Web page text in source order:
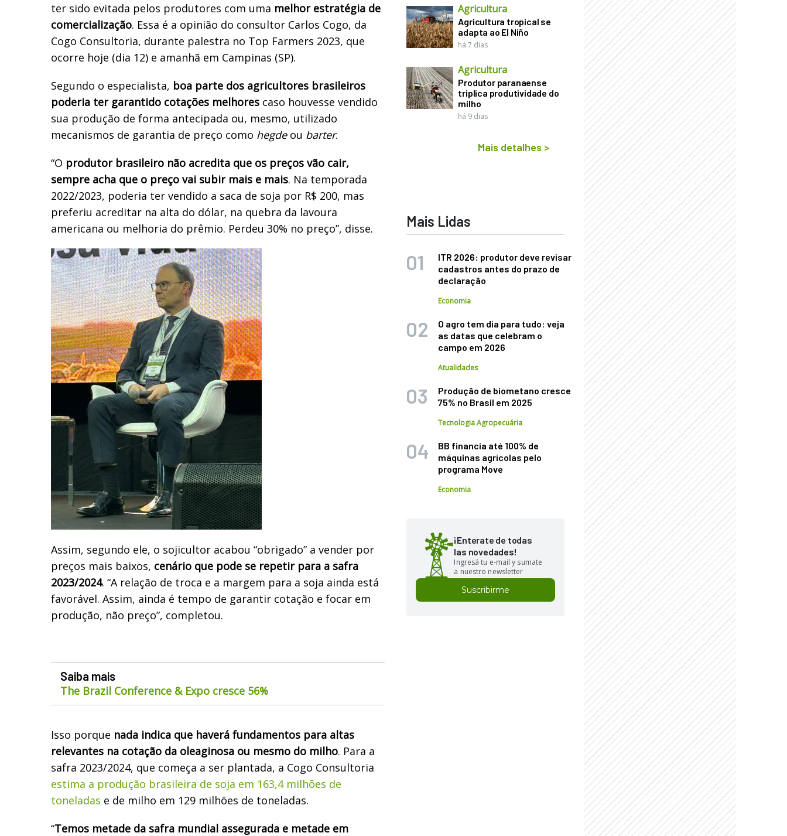
ter sido evitada pelos produtores com uma melhor estratégia de
comercialização. Essa é a opinião do consultor Carlos Cogo, da
Cogo Consultoria, durante palestra no Top Farmers 2023, que
ocorre hoje (dia 12) e amanhã em Campinas (SP).
Segundo o especialista, boa parte dos agricultores brasileiros
poderia ter garantido cotações melhores caso houvesse vendido
sua produção de forma antecipada ou, mesmo, utilizado
mecanismos de garantia de preço como hegdeou barter.
“O produtor brasileiro não acredita que os preços vão cair,
sempre acha que o preço vai subir mais e mais. Na temporada
2022/2023, poderia ter vendido a saca de soja por R$ 200, mas
preferiu acreditar na alta do dólar, na quebra da lavoura
americana ou melhoria do prêmio. Perdeu 30% no preço”, disse.
Assim, segundo ele, o sojicultor acabou “obrigado” a vender por
preços mais baixos, cenário que pode se repetir para a safra
2023/2024. “A relação de troca e a margem para a soja ainda está
favorável. Assim, ainda é tempo de garantir cotação e focar em
produção, não preço”, completou.
Saiba mais
The Brazil Conference & Expo cresce 56%
Isso porque nada indica que haverá fundamentos para altas
relevantes na cotação da oleaginosa ou mesmo do milho. Para a
safra 2023/2024, que começa a ser plantada, a Cogo Consultoria
estima a produção brasileira de soja em 163,4 milhões de
toneladas e de milho em 129 milhões de toneladas.
“Temos metade da safra mundial assegurada e metade em
Agricultura
Agricultura tropical se
adapta ao El Niño
há 7 dias
Agricultura
Produtor paranaense
triplica produtividade do
milho
há 9 dias
Mais detalhes >
Mais Lidas
ITR 2026: produtor deve revisar
cadastros antes do prazo de
declaração
Economia
O agro tem dia para tudo: veja
as datas que celebram o
campo em 2026
Atualidades
Produção de biometano cresce
75% no Brasil em 2025
Tecnologia Agropecuária
BB financia até 100% de
máquinas agrícolas pelo
programa Move
Economia
¡Enterate de todas
las novedades!
Ingresá tu e-mail y sumate
a nuestro newsletter
Suscribirme